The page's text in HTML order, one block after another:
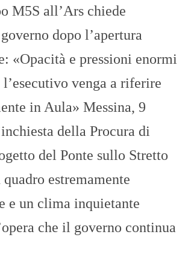
M5S all’Ars chiede
dopo l’apertura
«Opacità e pressioni enormi
venga a riferire
in Aula» Messina, 9
della Procura di
del Ponte sullo Stretto
estremamente
e un clima inquietante
che il governo continua